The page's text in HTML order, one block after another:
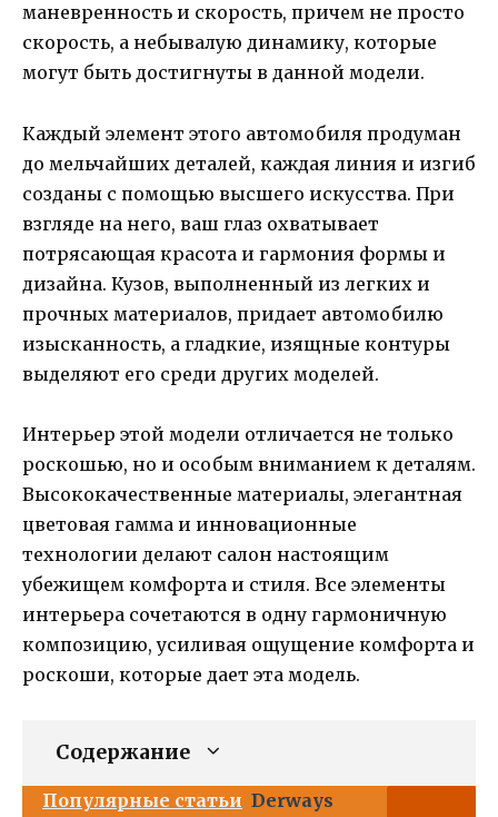
маневренность и скорость, причем не просто
скорость, а небывалую динамику, которые
могут быть достигнуты в данной модели.
Каждый элемент этого автомобиля продуман
до мельчайших деталей, каждая линия и изгиб
созданы с помощью высшего искусства. При
взгляде на него, ваш глаз охватывает
потрясающая красота и гармония формы и
дизайна. Кузов, выполненный из легких и
прочных материалов, придает автомобилю
изысканность, а гладкие, изящные контуры
выделяют его среди других моделей.
Интерьер этой модели отличается не только
роскошью, но и особым вниманием к деталям.
Высококачественные материалы, элегантная
цветовая гамма и инновационные
технологии делают салон настоящим
убежищем комфорта и стиля. Все элементы
интерьера сочетаются в одну гармоничную
композицию, усиливая ощущение комфорта и
роскоши, которые дает эта модель.
Содержание
Популярные статьи Derways